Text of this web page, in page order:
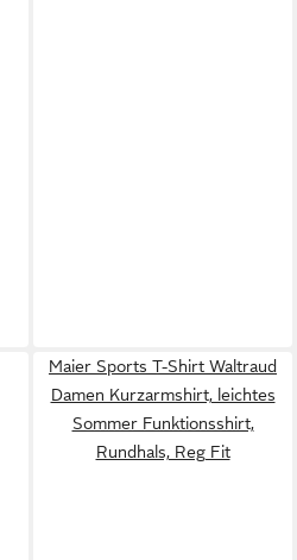
Maier Sports T-Shirt Waltraud
Damen Kurzarmshirt, leichtes
Sommer Funktionsshirt,
Rundhals, Reg Fit